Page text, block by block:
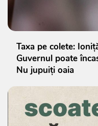
Taxa pe colete:
Guvernul poate
Nu jupuiți oaia